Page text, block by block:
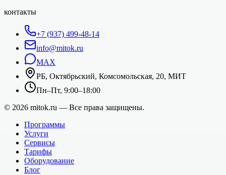
контакты
+7 (937) 499-48-14
info@mitok.ru
MAX
РБ, Октябрьский, Комсомольская, 20, МИТ
Пн–Пт, 9:00–18:00
© 2026 mitok.ru — Все права защищены.
Программы
Услуги
Сервисы
Тарифы
Оборудование
Блог